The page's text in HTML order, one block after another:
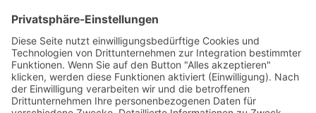
FINOWFURT
FRIEDRICHSHAGEN